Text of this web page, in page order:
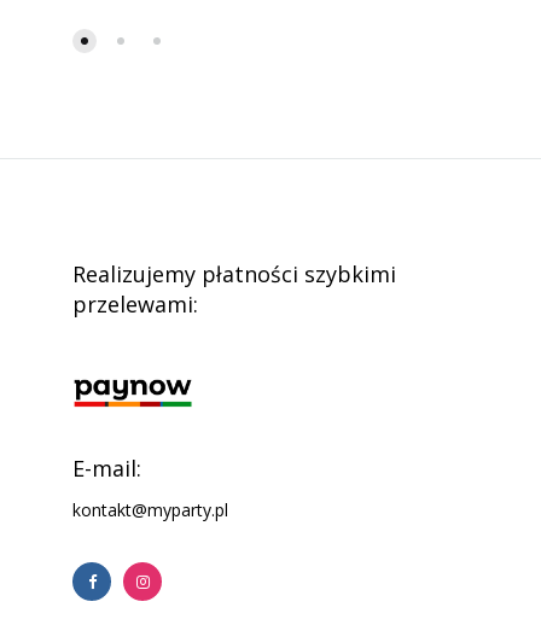
Realizujemy płatności szybkimi
przelewami:
E-mail:
kontakt@myparty.pl